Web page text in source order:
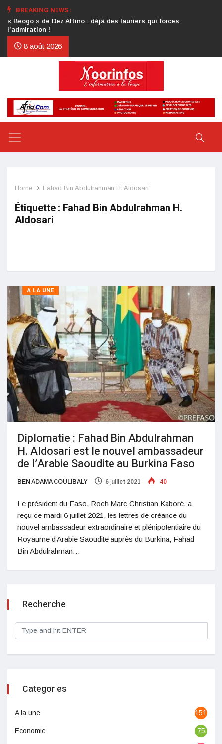
BREAKING NEWS :
Crise au CDP : l’authentification de la lettre du président
d’honneur toujours attendue
8 août 2026
Home Fahad Bin Abdulrahman H. Aldosari
Étiquette : Fahad Bin Abdulrahman H.
Aldosari
A LA UNE
Diplomatie : Fahad Bin Abdulrahman
H. Aldosari est le nouvel ambassadeur
de l’Arabie Saoudite au Burkina Faso
BEN ADAMA COULIBALY 6 juillet 2021 40
Le président du Faso, Roch Marc Christian Kaboré, a
reçu ce mardi 6 juillet 2021, les lettres de créance du
nouvel ambassadeur extraordinaire et plénipotentiaire du
Royaume d’Arabie Saoudite auprès du Burkina, Fahad
Bin Abdulrahman…
Recherche
Categories
A la une 1513
Economie 75